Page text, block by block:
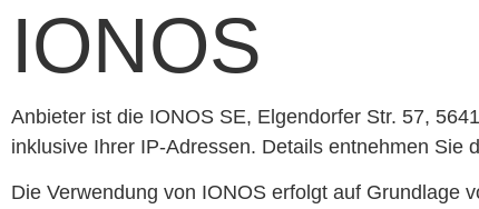
IONOS
Anbieter ist die IONOS SE, Elgendorfer Str. 57,
inklusive Ihrer IP-Adressen. Details entnehmen Sie
Die Verwendung von IONOS erfolgt auf Grundlage